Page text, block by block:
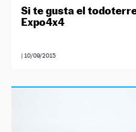
Si te gusta el
Expo4x4
| 10/09/2015